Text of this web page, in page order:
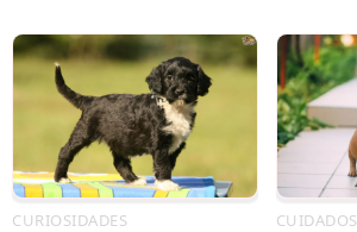
CURIOSIDADES CUIDADOS